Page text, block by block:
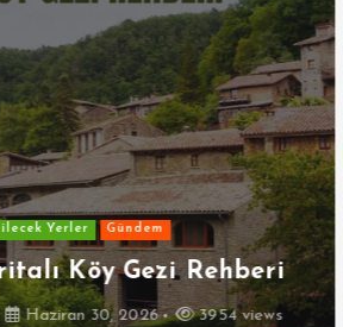
Yerler Gündem
Köy Gezi Rehberi
Haziran 30, 2026 3954 views